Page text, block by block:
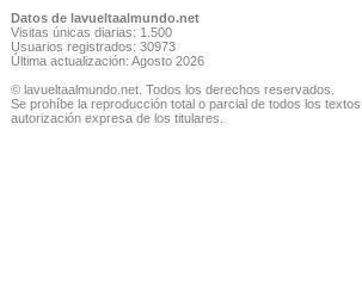
Datos de lavueltaalmundo.net
Visitas únicas diarias: 1.500
Usuarios registrados: 30973
Última actualización: Agosto 2026
© lavueltaalmundo.net. Todos los derechos reservados.
Se prohíbe la reproducción total o parcial de todos los
autorización expresa de los titulares.